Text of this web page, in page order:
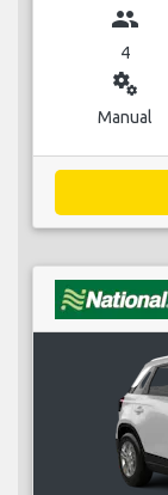
group
4
miscellaneous_services
Manual